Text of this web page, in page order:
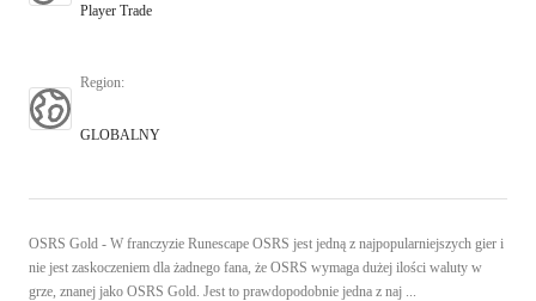
Player Trade
Region:
GLOBALNY
OSRS Gold - W franczyzie Runescape OSRS jest jedną z najpopularniejszych gier i
nie jest zaskoczeniem dla żadnego fana, że OSRS wymaga dużej ilości waluty w
grze, znanej jako OSRS Gold. Jest to prawdopodobnie jedna z naj ...